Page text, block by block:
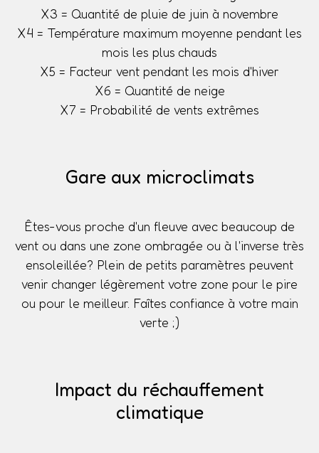
X3 = Quantité de pluie de juin à novembre
X4 = Température maximum moyenne pendant les
mois les plus chauds
X5 = Facteur vent pendant les mois d'hiver
X6 = Quantité de neige
X7 = Probabilité de vents extrêmes
Gare aux microclimats
Êtes-vous proche d'un fleuve avec beaucoup de
vent ou dans une zone ombragée ou à l'inverse très
ensoleillée? Plein de petits paramètres peuvent
venir changer légèrement votre zone pour le pire
ou pour le meilleur. Faîtes confiance à votre main
verte ;)
Impact du réchauffement
climatique